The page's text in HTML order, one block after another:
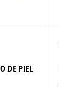
DE PIEL